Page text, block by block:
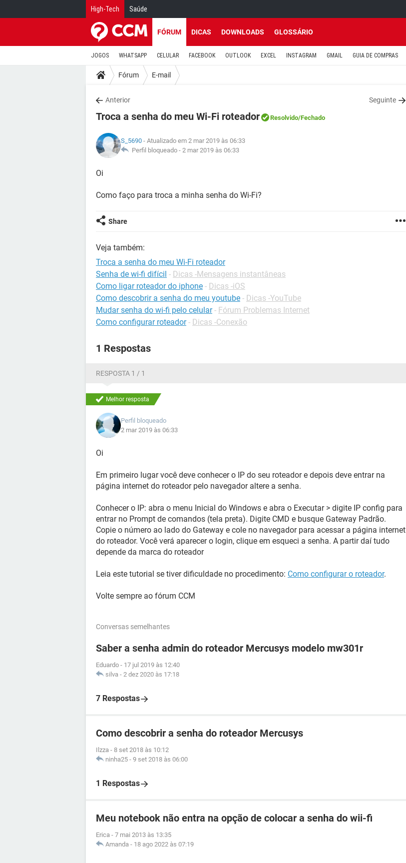
High-Tech Saúde
FÓRUM DICAS DOWNLOADS GLOSSÁRIO
JOGOS WHATSAPP CELULAR FACEBOOK OUTLOOK EXCEL INSTAGRAM GMAIL GUIA DE COMPRAS
Fórum E-mail
Anterior Seguinte
Troca a senha do meu Wi-Fi roteador Resolvido/Fechado
S_5690 - Atualizado em 2 mar 2019 às 06:33
Perfil bloqueado - 2 mar 2019 às 06:33
Oi
Como faço para troca a minha senha do Wi-Fi?
Share
Veja também:
Troca a senha do meu Wi-Fi roteador
Senha de wi-fi difícil - Dicas -Mensagens instantâneas
Como ligar roteador do iphone - Dicas -iOS
Como descobrir a senha do meu youtube - Dicas -YouTube
Mudar senha do wi-fi pelo celular - Fórum Problemas Internet
Como configurar roteador - Dicas -Conexão
1 Respostas
RESPOSTA 1 / 1
Melhor resposta
Perfil bloqueado
2 mar 2019 às 06:33
Oi
Em primeiro lugar você deve conhecer o IP do seu roteador e depois deve entrar na
página internet do roteador pelo navegador altere a senha.
Conhecer o IP: abra o menu Inicial do Windows e abra o Executar > digite IP config para
entrar no Prompt de comandos (tela preta). Digite CMD e busque Gateway Padrão.
Copie o número ao lado do Gateway e cole no navegador para acessar a página internet
do roteador. Você verá aparecer o login, clique em esqueci a senha. A partir daí tudo
depende da marca do roteador
Leia este tutorial se tiver dificuldade no procedimento: Como configurar o roteador.
Volte sempre ao fórum CCM
Conversas semelhantes
Saber a senha admin do roteador Mercusys modelo mw301r
Eduardo - 17 jul 2019 às 12:40
silva - 2 dez 2020 às 17:18
7 Respostas
Como descobrir a senha do roteador Mercusys
Ilzza - 8 set 2018 às 10:12
ninha25 - 9 set 2018 às 06:00
1 Respostas
Meu notebook não entra na opção de colocar a senha do wii-fi
Erica - 7 mai 2013 às 13:35
Amanda - 18 ago 2022 às 07:19